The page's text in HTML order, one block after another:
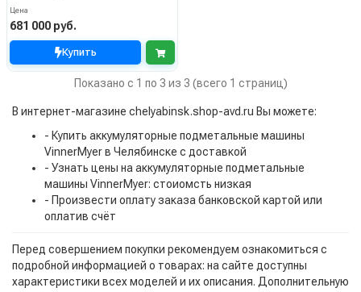
Цена
681 000 руб.
Купить
Показано с 1 по 3 из 3 (всего 1 страниц)
В интернет-магазине chelyabinsk.shop-avd.ru Вы можете:
- Купить аккумуляторные подметальные машины
VinnerMyer в Челябинске с доставкой
- Узнать цены на аккумуляторные подметальные
машины VinnerMyer: стоиомсть низкая
- Произвести оплату заказа банковской картой или
оплатив счёт
Перед совершением покупки рекомендуем ознакомиться с
подробной информацией о товарах: на сайте доступны
характеристики всех моделей и их описания. Дополнительную